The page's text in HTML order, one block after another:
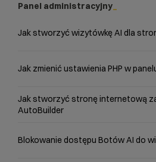
Panel administracyjny
Jak stworzyć wizytówkę AI dla
Jak zmienić ustawienia PHP w
Jak stworzyć stronę internetową
AutoBuilder
Blokowanie dostępu Botów AI do